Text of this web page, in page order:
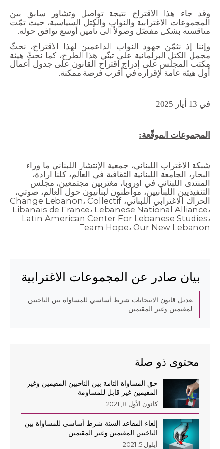
وقد جاء هذا الاقتراح نتيجة تواصل وتشاور سابق بين
المجموعات الاغترابية والنواب والكتل السياسية، حيث تمّت
مناقشته بشكل مفصّل وصولاً الى تأمين أوسع توافق حوله.
وإننا إذ نثمّن جهود النواب الداعمين لهذا الاقتراح، نحثّ
مجمل الكتل البرلمانية على تبنّي هذا الطرح، كما نحثّ هيئة
مكتب المجلس على إدراج اقتراح القانون على جدول أعمال
أول هيئة عامة لإقراره في أقرب فرصة ممكنة.
في 13 أيار
المجموعات الموقّعة:
شبكة الاغتراب اللبناني، جمعية الإنتشار اللبناني ما وراء
البحار، الجامعة اللبنانية الثقافية في العالم، كلنا ارادة،
المنتدى اللبناني في اوروبا، مغتربين مجتمعين، مجلس
التنفيذيين اللبنانيين، مواطنون لبنانيون حول العالم، صوتي،
الحراك الاغترابي اللبناني، Change Lebanon، Collectif
Libanais de France، Lebanese National Alliance،
Latin American Center For Lebanese Studies،
Team Hope، Our New Lebanon
بيان صادر عن المجموعات الاغترابية
تعديل قانون الانتخابات شرط أساسي للمساواة بين الناخبين
المقيمين وغير المقيمين
محتوى ذو صلة
حق المساواة التامة بين الناخبين المقيمين وغير
المقيمين غير قابل للمساومة
كانون الأول 8, 2021
إلغاء المقاعد الستة شرط أساسي للمساواة بين
الناخبين المقيمين وغير المقيمين
أيلول 5, 2021